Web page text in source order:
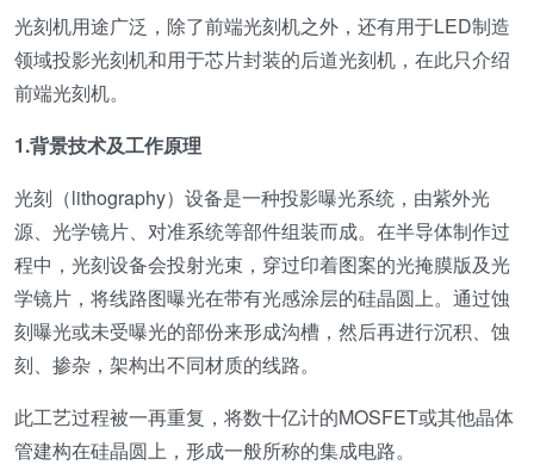
光刻机用途广泛，除了前端光刻机之外，还有用于LED制造
领域投影光刻机和用于芯片封装的后道光刻机，在此只介绍
前端光刻机。
1.背景技术及工作原理
光刻（lithography）设备是一种投影曝光系统，由紫外光
源、光学镜片、对准系统等部件组装而成。在半导体制作过
程中，光刻设备会投射光束，穿过印着图案的光掩膜版及光
学镜片，将线路图曝光在带有光感涂层的硅晶圆上。通过蚀
刻曝光或未受曝光的部份来形成沟槽，然后再进行沉积、蚀
刻、掺杂，架构出不同材质的线路。
此工艺过程被一再重复，将数十亿计的MOSFET或其他晶体
管建构在硅晶圆上，形成一般所称的集成电路。